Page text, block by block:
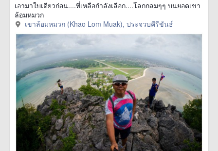
เอามาใบเดียวก่อน....ที่เหลือกำลังเลือก....โลกกลมๆๆ บนยอดเขา
ล้อมหมวก
เขาล้อมหมวก (Khao Lom Muak), ประจวบคีรีขันธ์